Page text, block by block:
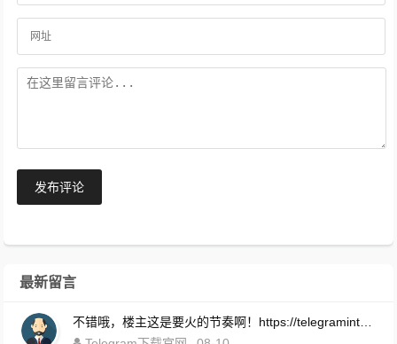
发布评论
最新留言